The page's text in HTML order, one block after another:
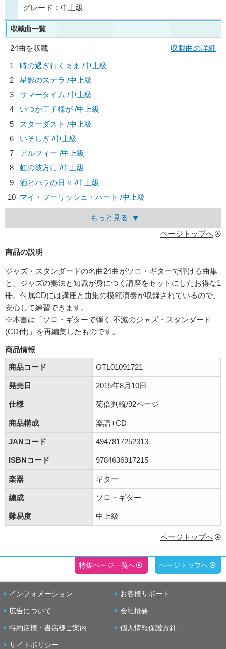
グレード：中上級
収載曲一覧
24曲を収載
収載曲の詳細
1
時の過ぎ行くまま /中上級
2
星影のステラ /中上級
3
サマータイム /中上級
4
いつか王子様が /中上級
5
スターダスト /中上級
6
いそしぎ /中上級
7
アルフィー /中上級
8
虹の彼方に /中上級
9
酒とバラの日々 /中上級
10 マイ・フーリッシュ・ハート /中上級
もっと見る
ページトップへ
商品の説明
ジャズ・スタンダードの名曲24曲がソロ・ギターで弾ける曲集
と、ジャズの奏法と知識が身につく講座をセットにしたお得な1
冊。付属CDには講座と曲集の模範演奏が収録されているので、
安心して練習できます。
※本書は「ソロ・ギターで弾く 不滅のジャズ・スタンダード
(CD付)」を再編集したものです。
商品情報
商品コード
GTL01091721
発売日 2015年8月10日
仕様 菊倍判縦/92ページ
商品構成 楽譜+CD
JANコード 4947817252313
ISBNコード 9784636917215
楽器 ギター
編成 ソロ・ギター
難易度 中上級
ページトップへ
特集ページ一覧へ ページトップへ
インフォメーション お客様サポート
広告について 会社概要
特約店様・書店様ご案内 個人情報保護方針
サイトポリシー